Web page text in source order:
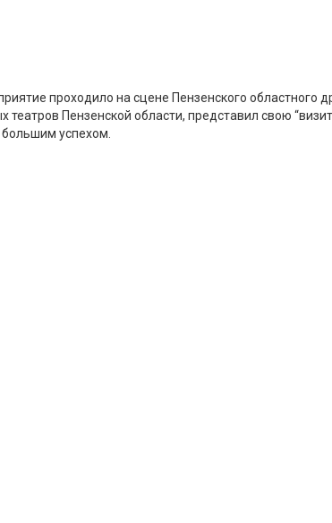
проходило на сцене Пензенского областного
Пензенской области, представил свою
успехом.